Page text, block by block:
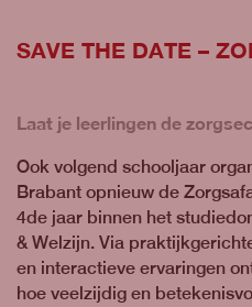
SAVE THE DATE –
Laat je leerlingen de
Ook volgend schooljaar
Brabant opnieuw de
4de jaar binnen het
& Welzijn. Via
en interactieve ervaringen
hoe veelzijdig en